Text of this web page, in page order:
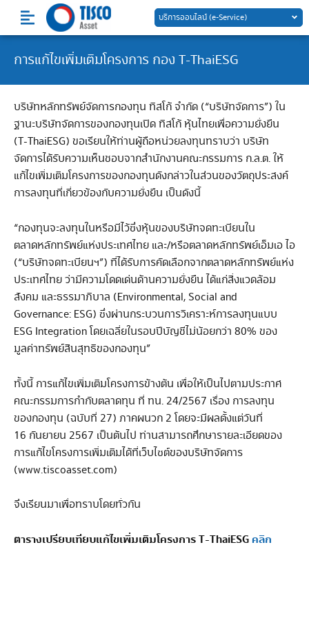
content
บริการออนไลน์ (e-Service)
การแก้ไขเพิ่มเติมโครงการ กอง T-ThaiESG
บริษัทหลักทรัพย์จัดการกองทุน ทิสโก้ จำกัด (“บริษัทจัดการ”) ใน
ฐานะบริษัทจัดการของกองทุนเปิด ทิสโก้ หุ้นไทยเพื่อความยั่งยืน
(T-ThaiESG) ขอเรียนให้ท่านผู้ถือหน่วยลงทุนทราบว่า บริษัท
จัดการได้รับความเห็นชอบจากสำนักงานคณะกรรมการ ก.ล.ต. ให้
แก้ไขเพิ่มเติมโครงการของกองทุนดังกล่าวในส่วนของวัตถุประสงค์
การลงทุนที่เกี่ยวข้องกับความยั่งยืน เป็นดังนี้
“กองทุนจะลงทุนในหรือมีไว้ซึ่งหุ้นของบริษัทจดทะเบียนใน
ตลาดหลักทรัพย์แห่งประเทศไทย และ/หรือตลาดหลักทรัพย์เอ็มเอ ไอ
(“บริษัทจดทะเบียนฯ”) ที่ได้รับการคัดเลือกจากตลาดหลักทรัพย์แห่ง
ประเทศไทย ว่ามีความโดดเด่นด้านความยั่งยืน ได้แก่สิ่งแวดล้อม
สังคม และธรรมาภิบาล (Environmental, Social and
Governance: ESG) ซึ่งผ่านกระบวนการวิเคราะห์การลงทุนแบบ
ESG Integration โดยเฉลี่ยในรอบปีบัญชีไม่น้อยกว่า 80% ของ
มูลค่าทรัพย์สินสุทธิของกองทุน”
ทั้งนี้ การแก้ไขเพิ่มเติมโครงการข้างต้น เพื่อให้เป็นไปตามประกาศ
คณะกรรมการกำกับตลาดทุน ที่ ทน. 24/2567 เรื่อง การลงทุน
ของกองทุน (ฉบับที่ 27) ภาคผนวก 2 โดยจะมีผลตั้งแต่วันที่
16 กันยายน 2567 เป็นต้นไป ท่านสามารถศึกษารายละเอียดของ
การแก้ไขโครงการเพิ่มเติมได้ที่เว็บไซต์ของบริษัทจัดการ
(www.tiscoasset.com)
จึงเรียนมาเพื่อทราบโดยทั่วกัน
ตารางเปรียบเทียบแก้ไขเพิ่มเติมโครงการ T-ThaiESG คลิก